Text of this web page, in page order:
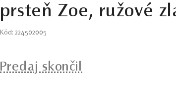
prsteň Zoe, ružové
Kód: 224502005
Predaj skončil